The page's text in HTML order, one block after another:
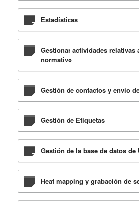
Estadísticas
Gestionar actividades
normativo
Gestión de contactos y envío
Gestión de Etiquetas
Gestión de la base de datos de
Heat mapping y grabación de